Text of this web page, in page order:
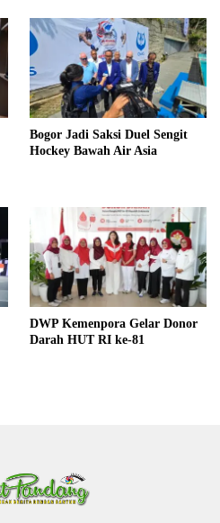
Bogor Jadi Saksi Duel Sengit
Hockey Bawah Air Asia
DWP Kemenpora Gelar Donor
Darah HUT RI ke-81